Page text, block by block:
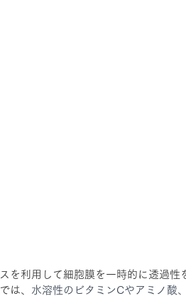
を利用して細胞膜を一時的に透過性
は、 水溶性のビタミンCやアミノ酸